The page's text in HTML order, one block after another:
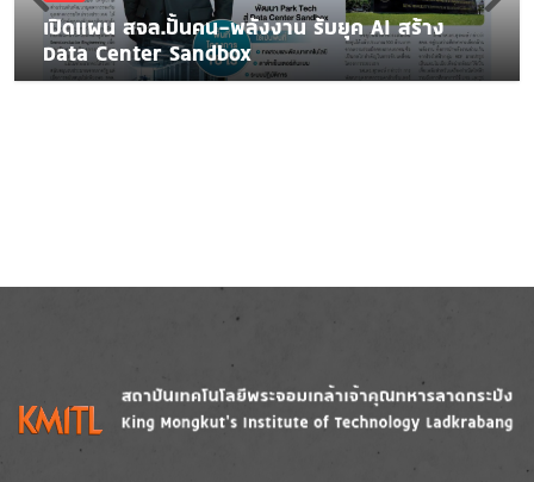
เปิดแผน สจล.ปั้นคน-พลังงาน รับยุค AI สร้าง
Data Center Sandbox
Image